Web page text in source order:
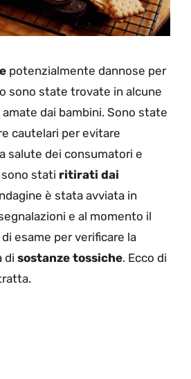
potenzialmente dannose per
sono state trovate in alcune
dai bambini. Sono state
cautelari per evitare
salute dei consumatori e
sono stati ritirati dai
è stata avviata in
e al momento il
esame per verificare la
di sostanze tossiche. Ecco di